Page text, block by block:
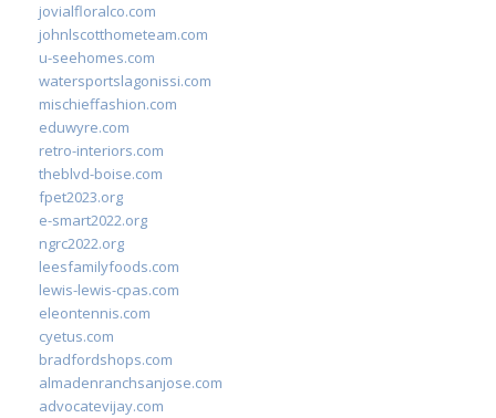
jovialfloralco.com
johnlscotthometeam.com
u-seehomes.com
watersportslagonissi.com
mischieffashion.com
eduwyre.com
retro-interiors.com
theblvd-boise.com
fpet2023.org
e-smart2022.org
ngrc2022.org
leesfamilyfoods.com
lewis-lewis-cpas.com
eleontennis.com
cyetus.com
bradfordshops.com
almadenranchsanjose.com
advocatevijay.com